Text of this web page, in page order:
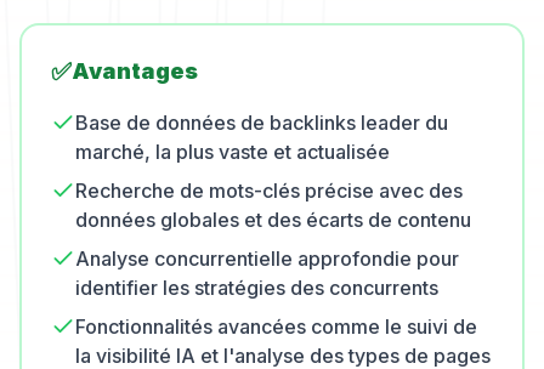
✅Avantages
Base de données de backlinks leader du
marché, la plus vaste et actualisée
Recherche de mots-clés précise avec des
données globales et des écarts de contenu
Analyse concurrentielle approfondie pour
identifier les stratégies des concurrents
Fonctionnalités avancées comme le suivi de
la visibilité IA et l'analyse des types de pages